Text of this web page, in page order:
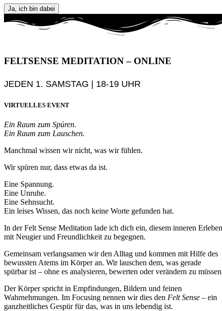
Ja, ich bin dabei
FELTSENSE MEDITATION – ONLINE
JEDEN 1. SAMSTAG | 18-19 UHR
VIRTUELLES EVENT
Ein Raum zum Spüren.
Ein Raum zum Lauschen.
Manchmal wissen wir nicht, was wir fühlen.
Wir spüren nur, dass etwas da ist.
Eine Spannung.
Eine Unruhe.
Eine Sehnsucht.
Ein leises Wissen, das noch keine Worte gefunden hat.
In der Felt Sense Meditation lade ich dich ein, diesem inneren Erleben
mit Neugier und Freundlichkeit zu begegnen.
Gemeinsam verlangsamen wir den Alltag und kommen mit Hilfe des
bewussten Atems im Körper an. Wir lauschen dem, was gerade
spürbar ist – ohne es analysieren, bewerten oder verändern zu
Der Körper spricht in Empfindungen, Bildern und feinen
Wahrnehmungen. Im Focusing nennen wir dies den Felt Sense – ein
ganzheitliches Gespür für das, was in uns lebendig ist.